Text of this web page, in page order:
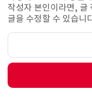
작성자 본인이라면, 글
글을 수정할 수 있습니